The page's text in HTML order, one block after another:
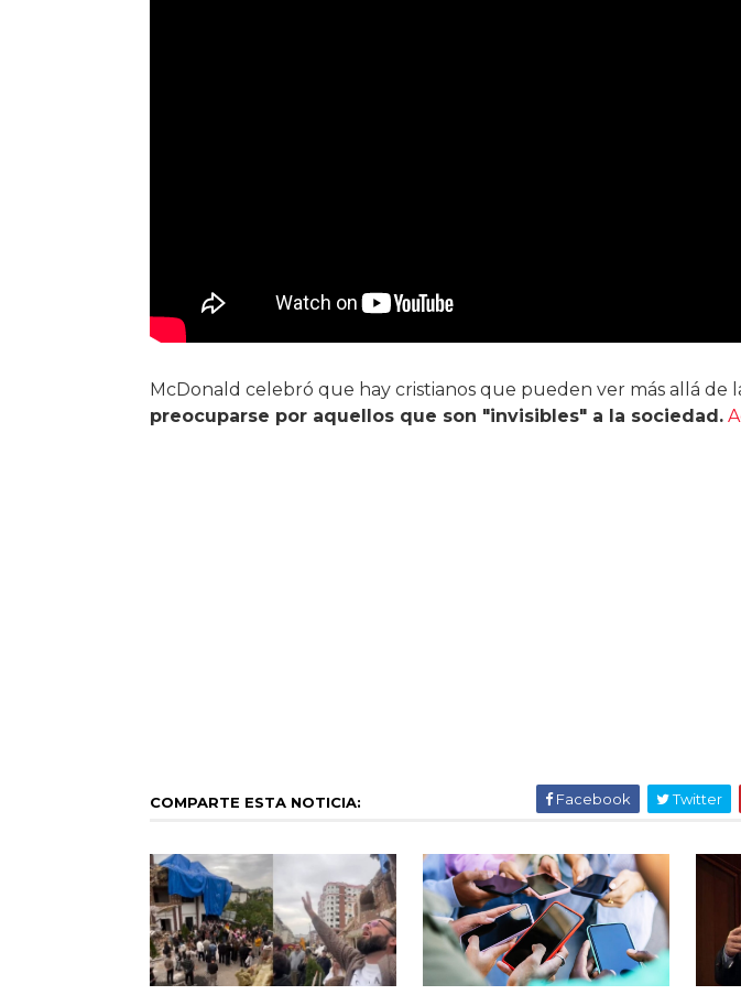
McDonald celebró que hay cristianos que pueden ver más allá de
preocuparse por aquellos que son "invisibles" a la sociedad.
COMPARTE ESTA NOTICIA: Facebook Twitter